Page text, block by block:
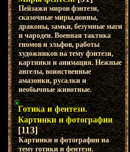
Пейзажи миров фэнтези,
сказочные миры,воины,
драконы, замки, безумные маги
и чародеи. Военная тактика
гномов и эльфов, работы
художников на тему фэнтези,
картинки и анимация. Нежные
ангелы, воинственные
амазонки, русалки и
необычные животные.
Готика и фентези.
Картинки и фотографии
[113]
Картинки и фотографии на
тему готики и фентези.